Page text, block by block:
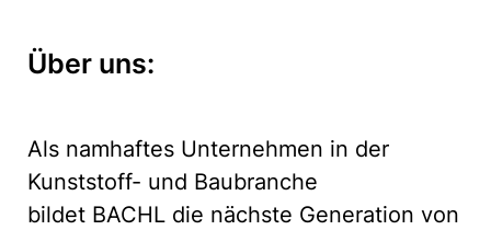
Über uns:
Als namhaftes Unternehmen in der
Kunststoff- und Baubranche
bildet BACHL die nächste Generation von